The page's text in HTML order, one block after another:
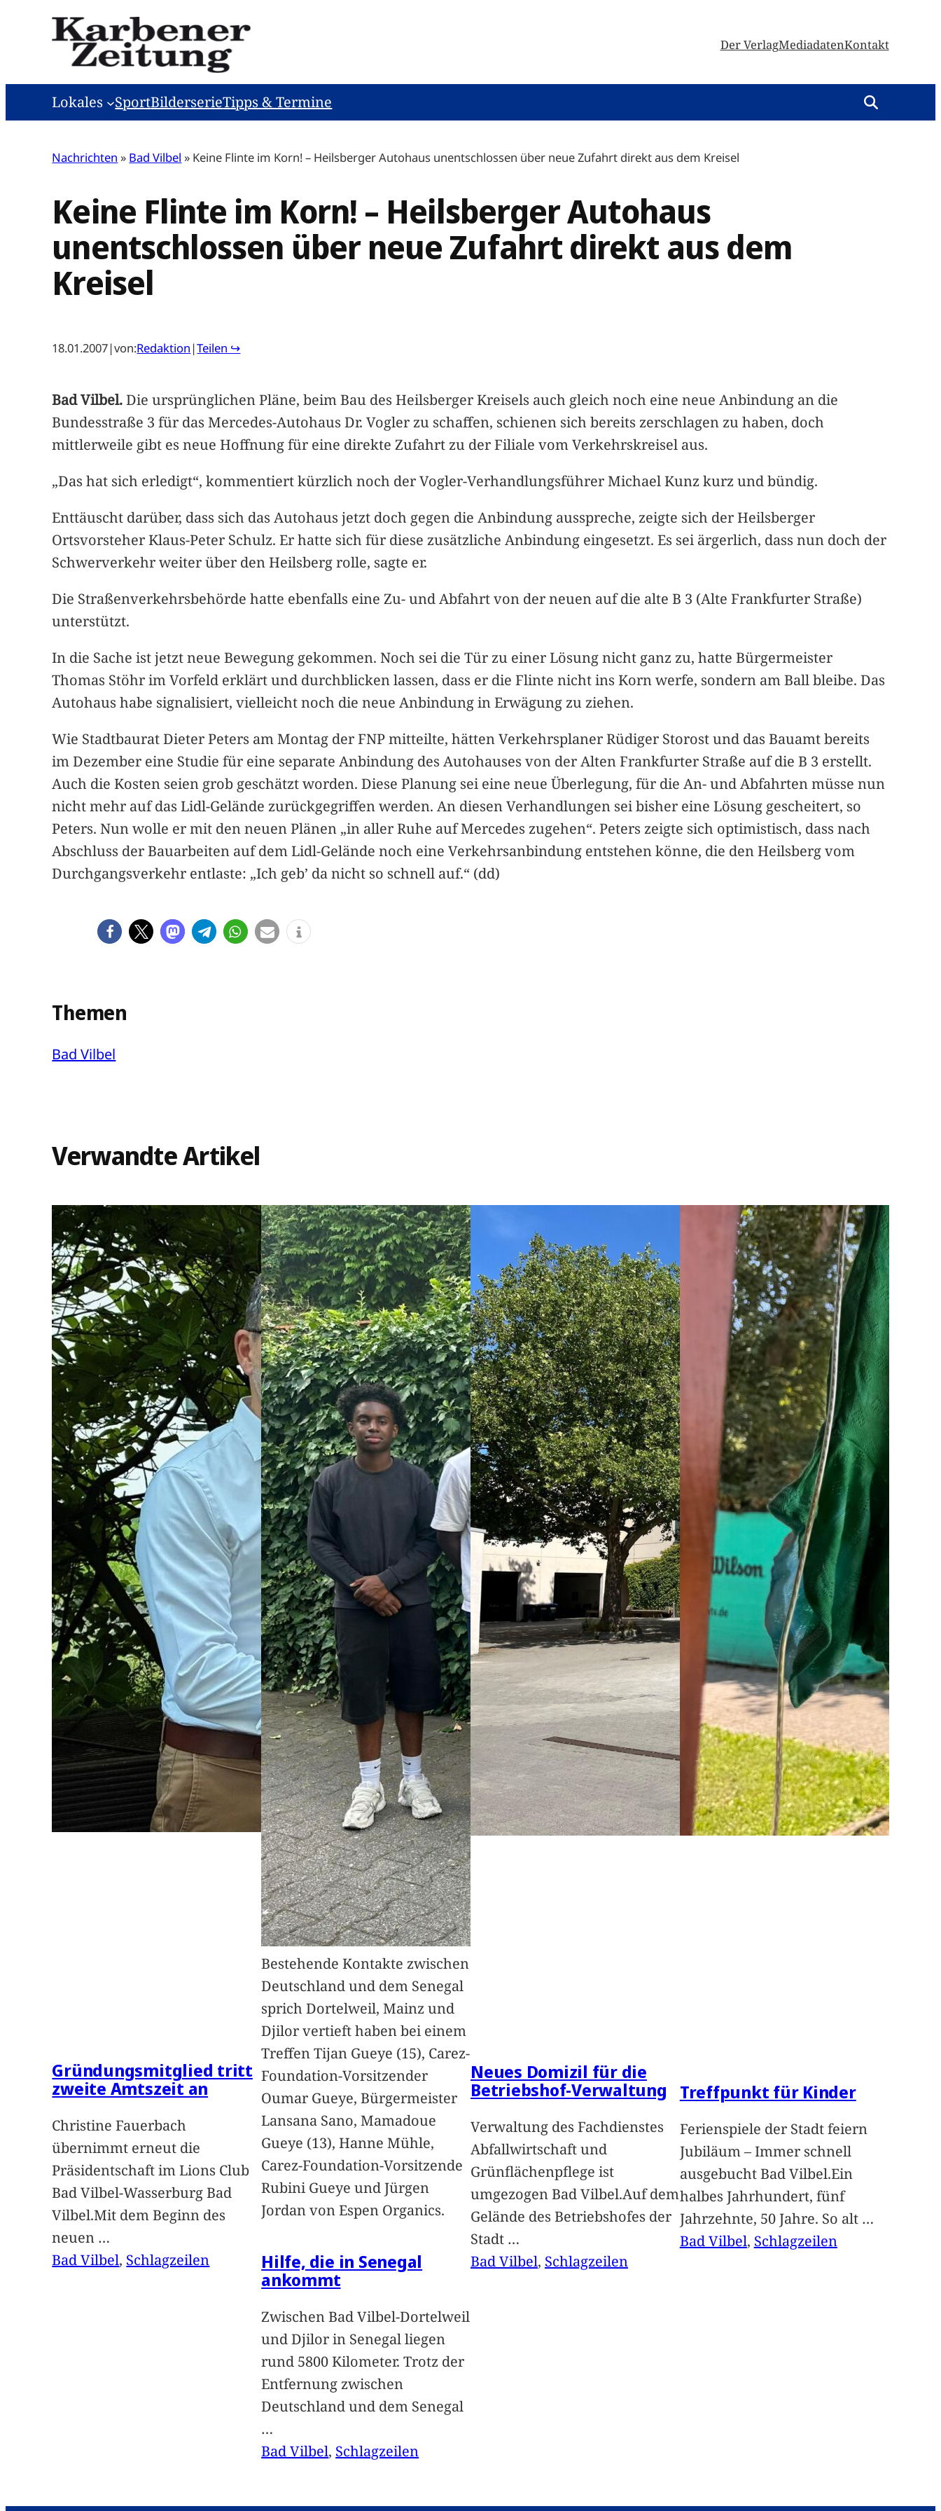
Der VerlagMediadatenKontakt
Lokales SportBilderserieTipps & Termine
Nachrichten » Bad Vilbel » Keine Flinte im Korn! – Heilsberger Autohaus unentschlossen über neue Zufahrt direkt aus dem Kreisel
Keine Flinte im Korn! – Heilsberger Autohaus
unentschlossen über neue Zufahrt direkt aus dem
Kreisel
18.01.2007|von:Redaktion |Teilen ↪
Bad Vilbel.Die ursprünglichen Pläne, beim Bau des Heilsberger Kreisels auch gleich noch eine neue Anbindung an die
Bundesstraße 3 für das Mercedes-Autohaus Dr. Vogler zu schaffen, schienen sich bereits zerschlagen zu haben, doch
mittlerweile gibt es neue Hoffnung für eine direkte Zufahrt zu der Filiale vom Verkehrskreisel aus.
„Das hat sich erledigt“, kommentiert kürzlich noch der Vogler-Verhandlungsführer Michael Kunz kurz und bündig.
Enttäuscht darüber, dass sich das Autohaus jetzt doch gegen die Anbindung ausspreche, zeigte sich der Heilsberger
Ortsvorsteher Klaus-Peter Schulz. Er hatte sich für diese zusätzliche Anbindung eingesetzt. Es sei ärgerlich, dass nun doch der
Schwerverkehr weiter über den Heilsberg rolle, sagte er.
Die Straßenverkehrsbehörde hatte ebenfalls eine Zu- und Abfahrt von der neuen auf die alte B 3 (Alte Frankfurter Straße)
unterstützt.
In die Sache ist jetzt neue Bewegung gekommen. Noch sei die Tür zu einer Lösung nicht ganz zu, hatte Bürgermeister
Thomas Stöhr im Vorfeld erklärt und durchblicken lassen, dass er die Flinte nicht ins Korn werfe, sondern am Ball bleibe. Das
Autohaus habe signalisiert, vielleicht noch die neue Anbindung in Erwägung zu ziehen.
Wie Stadtbaurat Dieter Peters am Montag der FNP mitteilte, hätten Verkehrsplaner Rüdiger Storost und das Bauamt bereits
im Dezember eine Studie für eine separate Anbindung des Autohauses von der Alten Frankfurter Straße auf die B 3 erstellt.
Auch die Kosten seien grob geschätzt worden. Diese Planung sei eine neue Überlegung, für die An- und Abfahrten müsse nun
nicht mehr auf das Lidl-Gelände zurückgegriffen werden. An diesen Verhandlungen sei bisher eine Lösung gescheitert, so
Peters. Nun wolle er mit den neuen Plänen „in aller Ruhe auf Mercedes zugehen“. Peters zeigte sich optimistisch, dass nach
Abschluss der Bauarbeiten auf dem Lidl-Gelände noch eine Verkehrsanbindung entstehen könne, die den Heilsberg vom
Durchgangsverkehr entlaste: „Ich geb’ da nicht so schnell auf.“ (dd)
Themen
Bad Vilbel
Verwandte Artikel
Gründungsmitglied tritt
zweite Amtszeit an
Christine Fauerbach
übernimmt erneut die
Präsidentschaft im Lions Club
Bad Vilbel-Wasserburg Bad
Vilbel.Mit dem Beginn des
neuen …
Bad Vilbel, Schlagzeilen
Bestehende Kontakte zwischen
Deutschland und dem Senegal
sprich Dortelweil, Mainz und
Djilor vertieft haben bei einem
Treffen Tijan Gueye (15), Carez-
Foundation-Vorsitzender
Oumar Gueye, Bürgermeister
Lansana Sano, Mamadoue
Gueye (13), Hanne Mühle,
Carez-Foundation-Vorsitzende
Rubini Gueye und Jürgen
Jordan von Espen Organics.
Hilfe, die in Senegal
ankommt
Zwischen Bad Vilbel-Dortelweil
und Djilor in Senegal liegen
rund 5800 Kilometer. Trotz der
Entfernung zwischen
Deutschland und dem Senegal
…
Bad Vilbel, Schlagzeilen
Neues Domizil für die
Betriebshof-Verwaltung
Verwaltung des Fachdienstes
Abfallwirtschaft und
Grünflächenpflege ist
umgezogen Bad Vilbel.Auf dem
Gelände des Betriebshofes der
Stadt …
Bad Vilbel, Schlagzeilen
Treffpunkt für Kinder
Ferienspiele der Stadt feiern
Jubiläum – Immer schnell
ausgebucht Bad Vilbel.Ein
halbes Jahrhundert, fünf
Jahrzehnte, 50 Jahre. So alt …
Bad Vilbel, Schlagzeilen